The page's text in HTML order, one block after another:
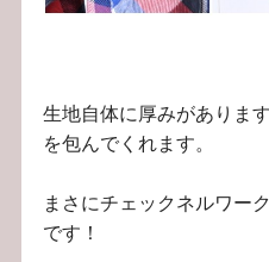
生地自体に厚みがあり
を包んでくれます。
まさにチェックネルワー
です！